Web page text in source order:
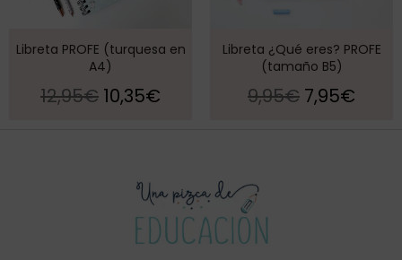
Libreta PROFE (turquesa en
A4)
12,95€ 10,35€
Libreta ¿Qué eres? PROFE
(tamaño B5)
9,95€ 7,95€